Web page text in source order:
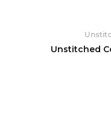
Unstitched